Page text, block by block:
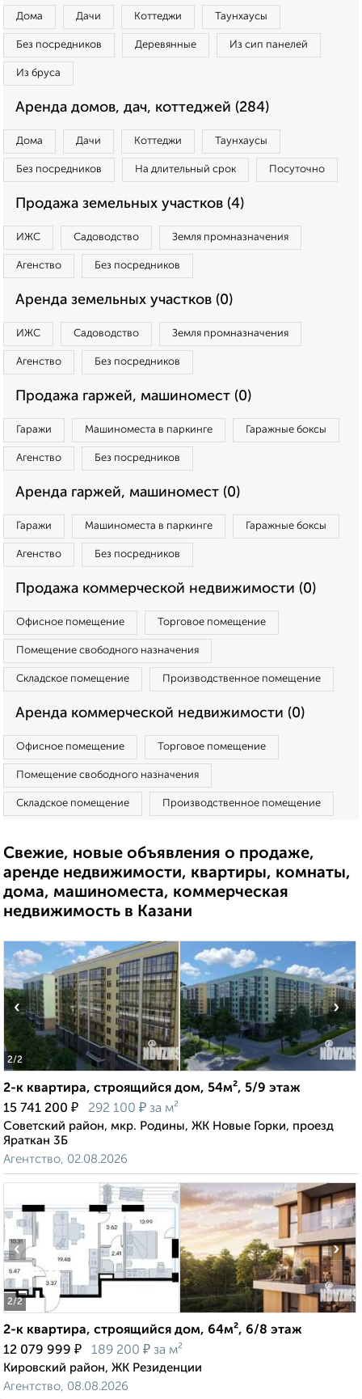
Дома Дачи Коттеджи Таунхаусы
Без посредников Деревянные Из сип панелей
Из бруса
Аренда домов, дач, коттеджей (284)
Дома Дачи Коттеджи Таунхаусы
Без посредников На длительный срок Посуточно
Продажа земельных участков (4)
ИЖС Садоводство Земля промназначения
Агенство Без посредников
Аренда земельных участков (0)
ИЖС Садоводство Земля промназначения
Агенство Без посредников
Продажа гаржей, машиномест (0)
Гаражи Машиноместа в паркинге Гаражные боксы
Агенство Без посредников
Аренда гаржей, машиномест (0)
Гаражи Машиноместа в паркинге Гаражные боксы
Агенство Без посредников
Продажа коммерческой недвижимости (0)
Офисное помещение Торговое помещение
Помещение свободного назначения
Складское помещение Производственное помещение
Аренда коммерческой недвижимости (0)
Офисное помещение Торговое помещение
Помещение свободного назначения
Складское помещение Производственное помещение
Свежие, новые объявления о продаже,
аренде недвижимости, квартиры, комнаты,
дома, машиноместа, коммерческая
недвижимость в Казани
2/2
‹ ›
2-к квартира, строящийся дом, 54м², 5/9 этаж
15 741 200 ₽ 292 100 ₽ за м²
Советский район, мкр. Родины, ЖК Новые Горки, проезд
Яраткан 3Б
Агентство, 02.08.2026
2/2
‹ ›
2-к квартира, строящийся дом, 64м², 6/8 этаж
12 079 999 ₽ 189 200 ₽ за м²
Кировский район, ЖК Резиденции
Агентство, 08.08.2026